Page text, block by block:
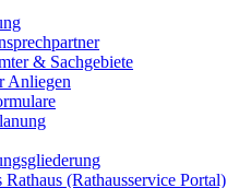
& Sachgebiete
Anliegen
(Rathausservice Portal)